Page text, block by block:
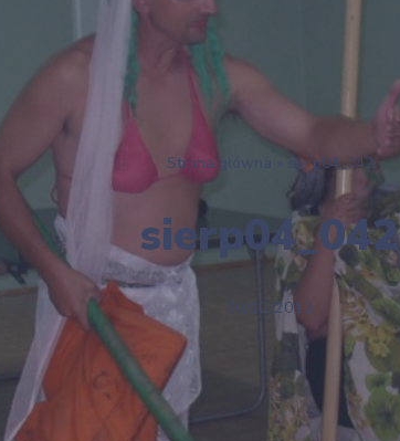
Strona główna sierp04_042
sierp04_042
30/12/2012